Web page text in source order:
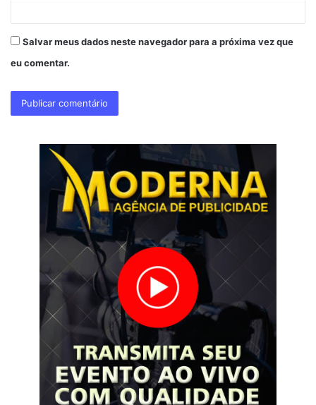
Salvar meus dados neste navegador para a próxima vez que
eu comentar.